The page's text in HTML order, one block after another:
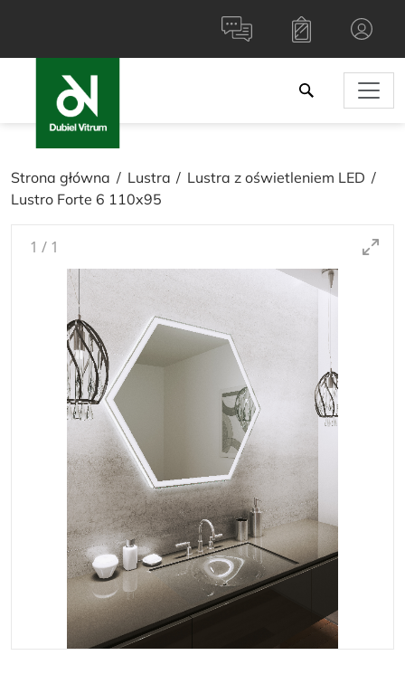
Strona główna Lustra
Lustra z oświetleniem LED
Lustro Forte 6 110x95
1 / 1